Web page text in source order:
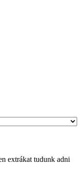
extrákat tudunk adni